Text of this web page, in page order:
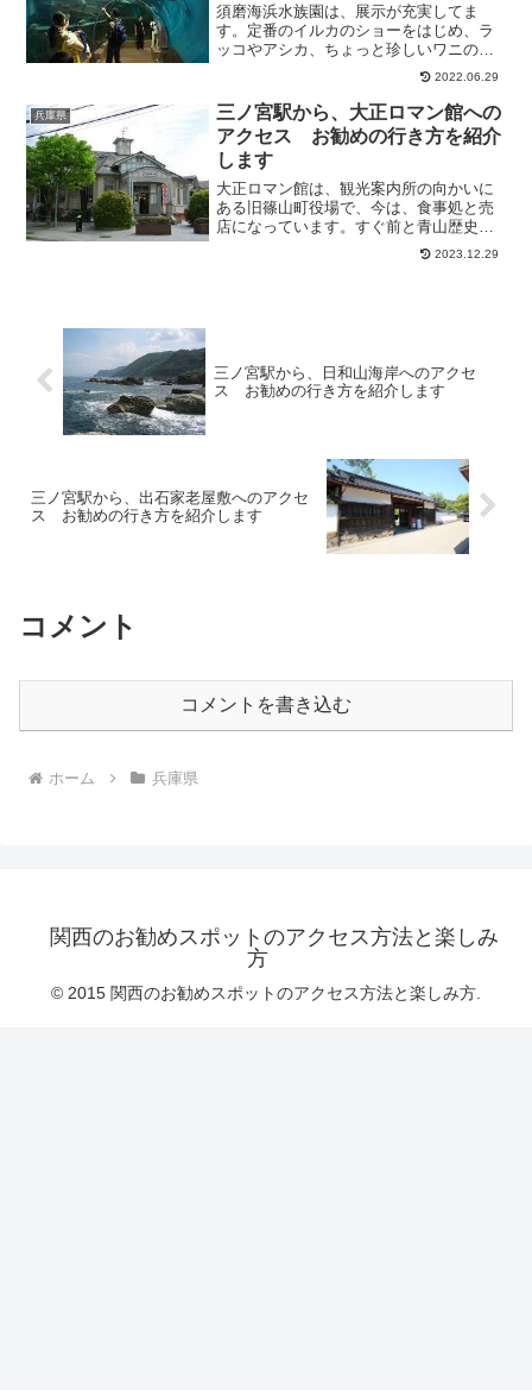
須磨海浜水族園は、展示が充実してま
す。定番のイルカのショーをはじめ、ラ
ッコやアシカ、ちょっと珍しいワニの食
事タイムなどがあり、その度に生態など
の説明をたくさんしてくれるので、子供
さんの学びの場としても非常にいいと思
います。そこで今回は、須磨...
2022.06.29
兵庫県
三ノ宮駅から、大正ロマン館への
アクセス お勧めの行き方を紹介
します
大正ロマン館は、観光案内所の向かいに
ある旧篠山町役場で、今は、食事処と売
店になっています。すぐ前と青山歴史村
のところの駐車場は、1時間無料になって
いますので、近くの商店街や篠山城跡の
2023.12.29
三ノ宮駅から、日和山海岸へのアクセ
ス お勧めの行き方を紹介します
三ノ宮駅から、出石家老屋敷へのアクセ
ス お勧めの行き方を紹介します
コメント
コメントを書き込む
ホーム 兵庫県
関西のお勧めスポットのアクセス方法と楽しみ
方
© 2015 関西のお勧めスポットのアクセス方法と楽しみ方.